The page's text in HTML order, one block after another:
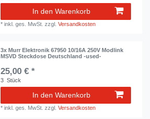
In den Warenkorb
*inkl. ges. MwSt. zzgl.Versandkosten
3x Murr Elektronik 67950 10/16A 250V Modlink
MSVD Steckdose Deutschland -used-
25,00 € *
3 Stück
In den Warenkorb
*inkl. ges. MwSt. zzgl.Versandkosten